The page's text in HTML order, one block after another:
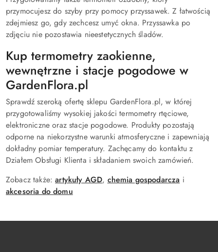
przymocujesz do szyby przy pomocy przyssawek. Z łatwością
zdejmiesz go, gdy zechcesz umyć okna. Przyssawka po
zdjęciu nie pozostawia nieestetycznych śladów.
Kup termometry zaokienne,
wewnętrzne i stacje pogodowe w
GardenFlora.pl
Sprawdź szeroką ofertę sklepu GardenFlora.pl, w której
przygotowaliśmy wysokiej jakości termometry rtęciowe,
elektroniczne oraz stacje pogodowe. Produkty pozostają
odporne na niekorzystne warunki atmosferyczne i zapewniają
dokładny pomiar temperatury. Zachęcamy do kontaktu z
Działem Obsługi Klienta i składaniem swoich zamówień.
Zobacz także:artykuły AGD, chemia gospodarcza i
akcesoria do domu